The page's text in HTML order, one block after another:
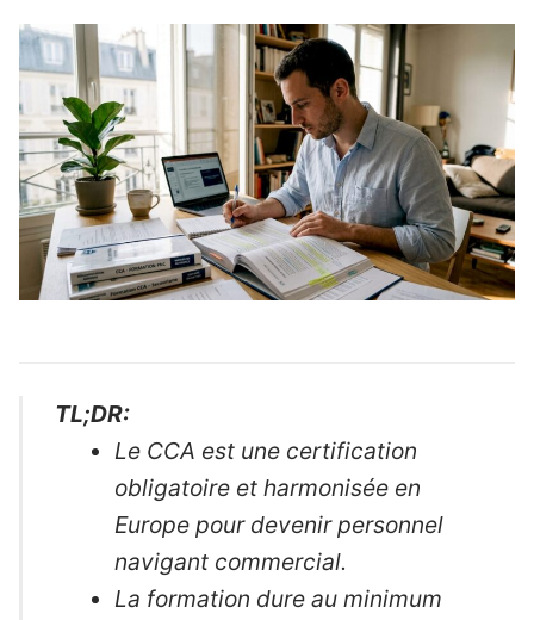
TL;DR:
Le CCA est une certification
obligatoire et harmonisée en
Europe pour devenir personnel
navigant commercial.
La formation dure au minimum